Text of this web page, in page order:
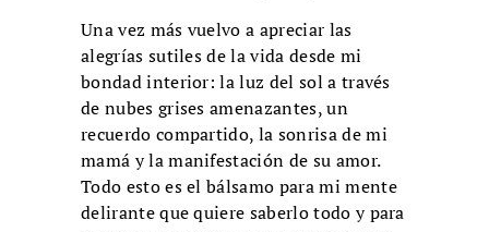
Una vez más vuelvo a apreciar las
alegrías sutiles de la vida desde mi
bondad interior: la luz del sol a través
de nubes grises amenazantes, un
recuerdo compartido, la sonrisa de mi
mamá y la manifestación de su amor.
Todo esto es el bálsamo para mi mente
delirante que quiere saberlo todo y para